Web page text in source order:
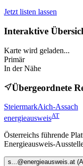
Jetzt listen lassen
Interaktive
Karte wird geladen...
Primär
In der Nähe
Übergeordnete
SteiermarkAich-Assach
energieausweisAT
Österreichs führende
Energieausweis-
s ...@energieausweis.at